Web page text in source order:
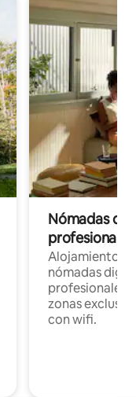
Nómadas
Alojamientos
nómadas
profesionales
zonas
con wifi.